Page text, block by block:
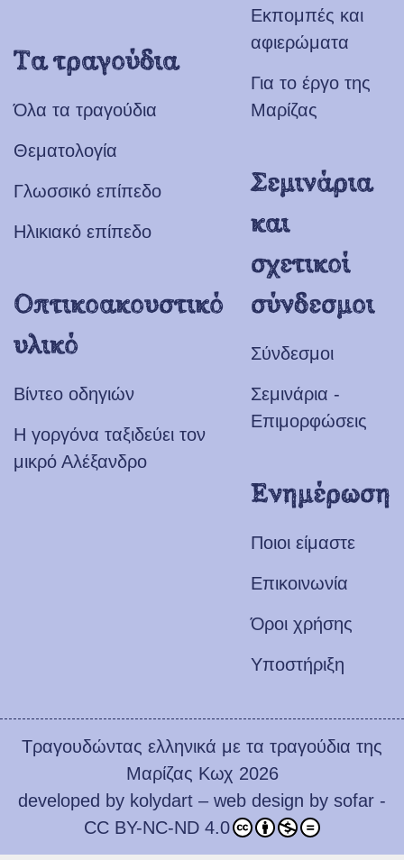
Τα τραγούδια
Όλα τα τραγούδια
Θεματολογία
Γλωσσικό επίπεδο
Ηλικιακό επίπεδο
Οπτικοακουστικό
υλικό
Βίντεο οδηγιών
Η γοργόνα ταξιδεύει τον
μικρό Αλέξανδρο
Εκπομπές και
αφιερώματα
Για το έργο της
Μαρίζας
Σεμινάρια
και
σχετικοί
σύνδεσμοι
Σύνδεσμοι
Σεμινάρια -
Επιμορφώσεις
Ενημέρωση
Ποιοι είμαστε
Επικοινωνία
Όροι χρήσης
Υποστήριξη
Τραγουδώντας ελληνικά με τα τραγούδια της
Μαρίζας Κωχ 2026
developed by kolydart – web design by sofar -
CC BY-NC-ND 4.0